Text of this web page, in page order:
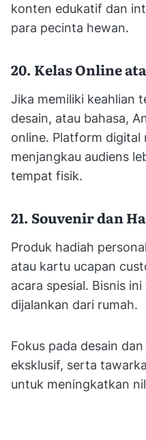
konten edukatif dan
para pecinta hewan.
20. Kelas Online
Jika memiliki keahlian
desain, atau bahasa,
online. Platform digital
menjangkau audiens
tempat fisik.
21. Souvenir dan
Produk hadiah
atau kartu ucapan
acara spesial. Bisnis
dijalankan dari rumah.
Fokus pada desain
eksklusif, serta
untuk meningkatkan